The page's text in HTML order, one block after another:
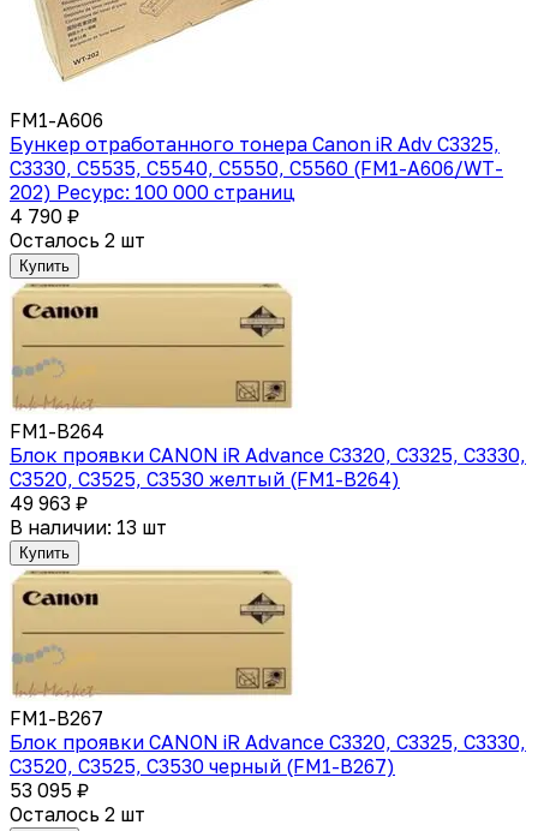
FM1-A606
Бункер отработанного тонера Canon iR Adv C3325,
C3330, C5535, C5540, C5550, C5560 (FM1-A606/WT-
202) Ресурс: 100 000 страниц
4 790 ₽
Осталось 2 шт
Купить
FM1-B264
Блок проявки CANON iR Advance C3320, C3325, C3330,
C3520, C3525, C3530 желтый (FM1-B264)
49 963 ₽
В наличии: 13 шт
Купить
FM1-B267
Блок проявки CANON iR Advance C3320, C3325, C3330,
C3520, C3525, C3530 черный (FM1-B267)
53 095 ₽
Осталось 2 шт